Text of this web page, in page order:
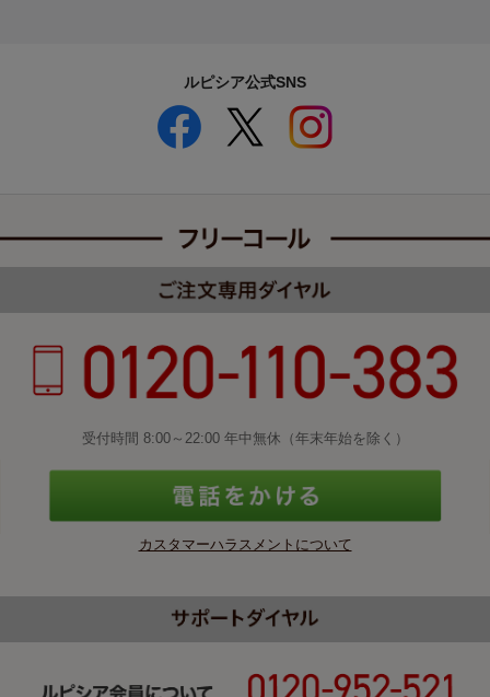
ルピシア公式SNS
受付時間 8:00～22:00 年中無休（年末年始を除く）
カスタマーハラスメントについて